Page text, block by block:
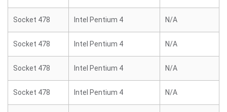
Socket 478 Intel Pentium 4 N/A
Socket 478 Intel Pentium 4 N/A
Socket 478 Intel Pentium 4 N/A
Socket 478 Intel Pentium 4 N/A